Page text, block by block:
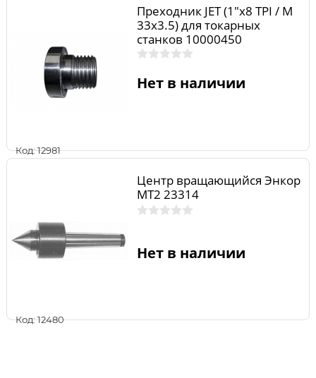
Код: 12981
Преходник JET (1"x8 TPI / M
33x3.5) для токарных
станков 10000450
Нет в наличии
Код: 12480
Центр вращающийся Энкор
МТ2 23314
Нет в наличии